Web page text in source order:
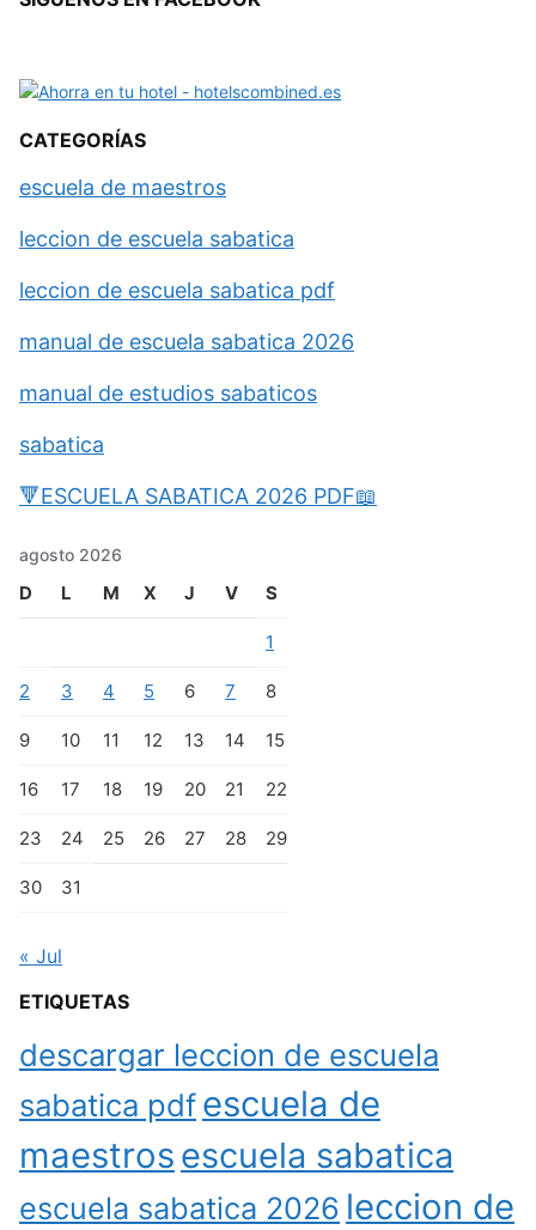
CATEGORÍAS
escuela de maestros
leccion de escuela sabatica
leccion de escuela sabatica pdf
manual de escuela sabatica 2026
manual de estudios sabaticos
sabatica
🔻ESCUELA SABATICA 2026 PDF📖
agosto 2026
D L M X J V S
1
2 3 4 5 6 7 8
9 10 11 12 13 14 15
16 17 18 19 20 21 22
23 24 25 26 27 28 29
30 31
« Jul
ETIQUETAS
descargar leccion de escuela
sabatica pdfescuela de
maestros escuela sabatica
escuela sabatica 2026 leccion de